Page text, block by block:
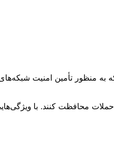
که به منظور تأمین امنیت
محافظت کنند. با